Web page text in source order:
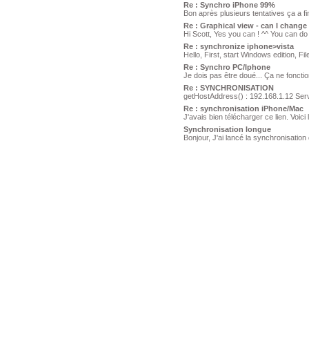
Re : Synchro iPhone 99%
Bon après plusieurs tentatives ça a
Re : Graphical view - can I
Hi Scott, Yes you can ! ^^ You can
Re : synchronize iphone>vista
Hello, First, start Windows edition,
Re : Synchro PC/Iphone
Je dois pas être doué... Ça ne
Re : SYNCHRONISATION
getHostAddress() : 192.168.1.12
Re : synchronisation iPhone/Mac
J'avais bien télécharger ce lien.
Synchronisation longue
Bonjour, J'ai lancé la